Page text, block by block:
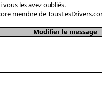
vous les avez oubliés.
membre de
Modifier le message